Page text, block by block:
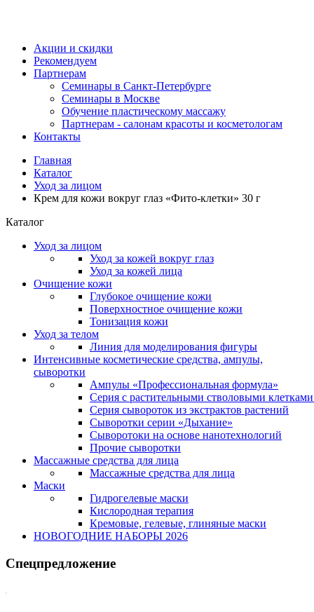
Акции и скидки
Рекомендуем
Партнерам
Семинары в Санкт-Петербурге
Семинары в Москве
Обучение пластическому массажу
Партнерам - салонам красоты и косметологам
Контакты
Главная
Каталог
Уход за лицом
Крем для кожи вокруг глаз «Фито-клетки» 30 г
Каталог
Уход за лицом
Уход за кожей вокруг глаз
Уход за кожей лица
Очищение кожи
Глубокое очищение кожи
Поверхностное очищение кожи
Тонизация кожи
Уход за телом
Линия для моделирования фигуры
Интенсивные косметические средства, ампулы,
сыворотки
Ампулы «Профессиональная формула»
Серия с растительными стволовыми
Серия сывороток из экстрактов растений
Сыворотки серии «Дыхание»
Сыворотоки на основе нанотехнологий
Прочие сыворотки
Массажные средства для лица
Массажные средства для лица
Маски
Гидрогелевые маски
Кислородная терапия
Кремовые, гелевые, глиняные маски
НОВОГОДНИЕ НАБОРЫ 2026
Спецпредложение